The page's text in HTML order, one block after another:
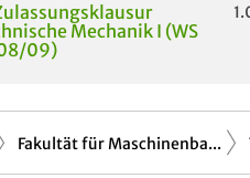
Mechanik I (WS
09)
Fakultät für Maschinenba...